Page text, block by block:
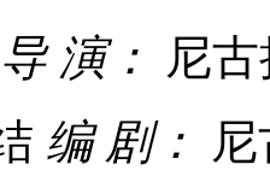
导 演：
尼
编 剧：